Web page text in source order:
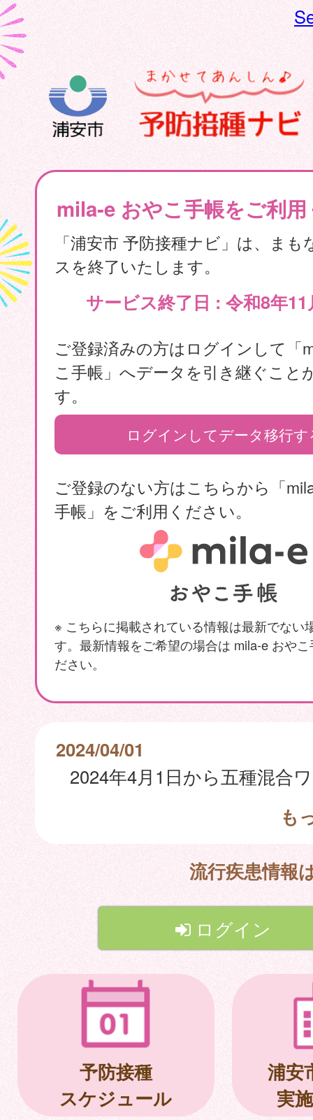
mila-e おやこ手帳をご利
「浦安市 予防接種ナビ」は、まも
スを終了いたします。
サービス終了日 : 令和8年11
ご登録済みの方はログインして「
こ手帳」へデータを引き継ぐこと
す。
ログインしてデータ移行す
ご登録のない方はこちらから「
手帳」をご利用ください。
※ こちらに掲載されている情報は最新でない
す。最新情報をご希望の場合は mila-e おや
ださい。
2024/04/01
も
流行疾患情報
ログイン
予防接種
スケジュール
浦安
実